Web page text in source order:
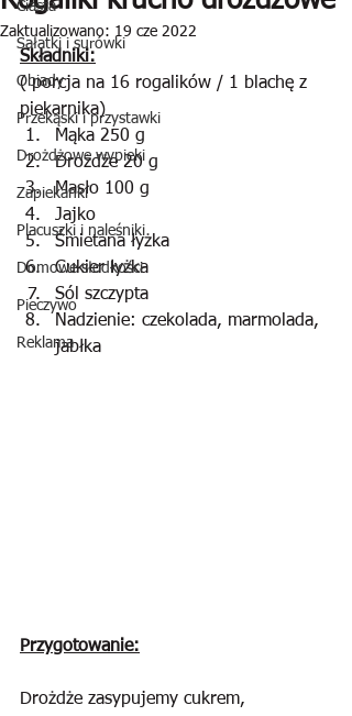
Ciasta
Sałatki i surówki
Obiady
Przekąski i przystawki
Drożdżowe wypieki
Zapiekanki
Placuszki i naleśniki
Domowe słodkości
Pieczywo
Reklama
Zaktualizowano: 19 cze 2022
Składniki:
( porcja na 16 rogalików / 1 blachę z
piekarnika)
Mąka 250 g
Drożdże 20 g
Masło 100 g
Jajko
Śmietana łyżka
Cukier łyżka
Sól szczypta
Nadzienie: czekolada, marmolada,
jabłka
Przygotowanie:
Drożdże zasypujemy cukrem,